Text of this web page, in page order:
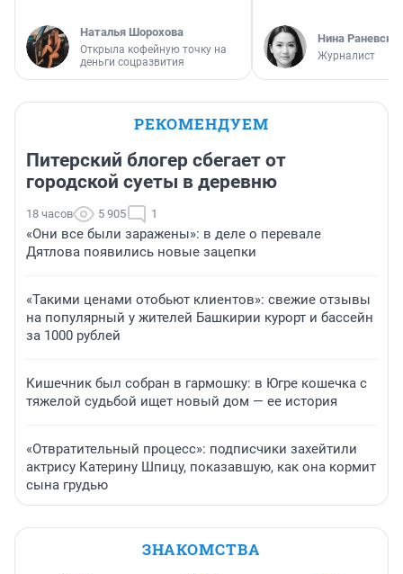
Наталья Шорохова
Открыла кофейную точку на
деньги соцразвития
Нина
Журналист
РЕКОМЕНДУЕМ
Питерский блогер сбегает от
городской суеты в деревню
18 часов 5 905 1
«Они все были заражены»: в деле о перевале
Дятлова появились новые зацепки
«Такими ценами отобьют клиентов»: свежие отзывы
на популярный у жителей Башкирии курорт и бассейн
за 1000 рублей
Кишечник был собран в гармошку: в Югре кошечка с
тяжелой судьбой ищет новый дом — ее история
«Отвратительный процесс»: подписчики захейтили
актрису Катерину Шпицу, показавшую, как она кормит
сына грудью
ЗНАКОМСТВА